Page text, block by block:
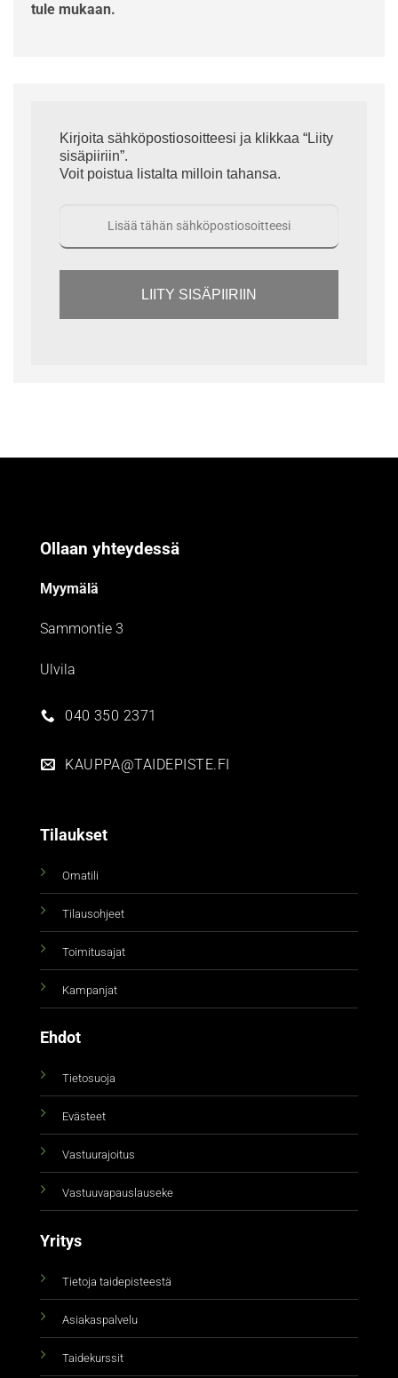
tule mukaan.
Kirjoita sähköpostiosoitteesi ja klikkaa “Liity
sisäpiiriin”.
Voit poistua listalta milloin tahansa.
LIITY SISÄPIIRIIN
Ollaan yhteydessä
Myymälä
Sammontie 3
Ulvila
040 350 2371
KAUPPA@TAIDEPISTE.FI
Tilaukset
Omatili
Tilausohjeet
Toimitusajat
Kampanjat
Ehdot
Tietosuoja
Evästeet
Vastuurajoitus
Vastuuvapauslauseke
Yritys
Tietoja taidepisteestä
Asiakaspalvelu
Taidekurssit